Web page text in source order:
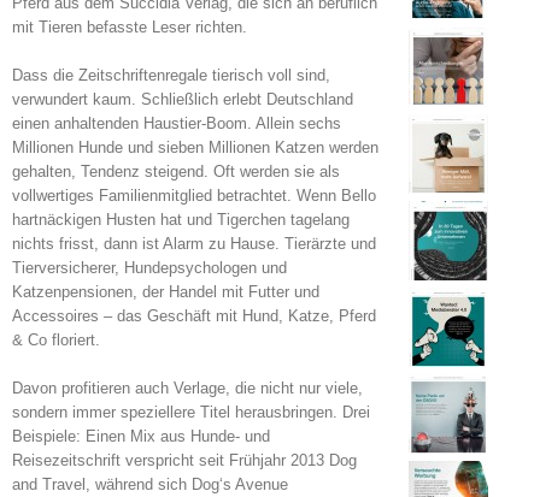
mit Tieren befasste Leser richten.
Dass die Zeitschriftenregale tierisch voll sind,
verwundert kaum. Schließlich erlebt Deutschland
einen anhaltenden Haustier-Boom. Allein sechs
Millionen Hunde und sieben Millionen Katzen werden
gehalten, Tendenz steigend. Oft werden sie als
vollwertiges Familienmitglied betrachtet. Wenn Bello
hartnäckigen Husten hat und Tigerchen tagelang
nichts frisst, dann ist Alarm zu Hause. Tierärzte und
Tierversicherer, Hundepsychologen und
Katzenpensionen, der Handel mit Futter und
Accessoires – das Geschäft mit Hund, Katze, Pferd
& Co floriert.
Davon profitieren auch Verlage, die nicht nur viele,
sondern immer speziellere Titel herausbringen. Drei
Beispiele: Einen Mix aus Hunde- und
Reisezeitschrift verspricht seit Frühjahr 2013 Dog
and Travel, während sich Dog‘s Avenue